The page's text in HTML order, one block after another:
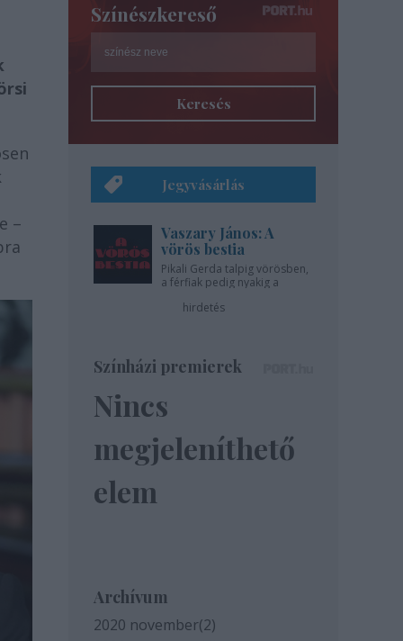
–
Színészkereső
Keresés
Jegyvásárlás
Vaszary János: A
vörös bestia
Pikali Gerda talpig vörösben,
a férfiak pedig nyakig a
hirdetés
Színházi premierek
Nincs
megjeleníthető
elem
Archívum
2020 november(2)